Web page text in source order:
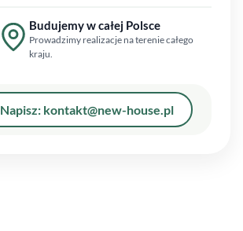
Budujemy w całej Polsce
Prowadzimy realizacje na terenie całego
kraju.
Napisz: kontakt@new-house.pl